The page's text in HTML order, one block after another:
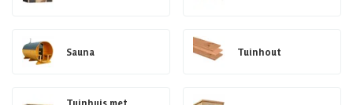
Sauna Tuinhout
Tuinhuis met